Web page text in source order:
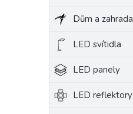
p
Dům a zahrada
LED svítidla
LED panely
LED reflektory